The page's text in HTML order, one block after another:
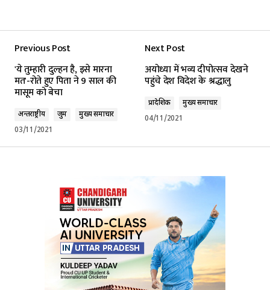
Previous Post
'ये तुम्हारी दुल्हन है, इसे मारना
मत'-रोते हुए पिता ने 9 साल की
मासूम को बेचा
अन्तर्राष्ट्रीय जुर्म
मुख्य समाचार
03/11/2021
Next Post
अयोध्या में भव्य दीपोत्सव देखने
पहुंचे देश विदेश के श्रद्धालु
प्रादेशिक
मुख्य समाचार
04/11/2021